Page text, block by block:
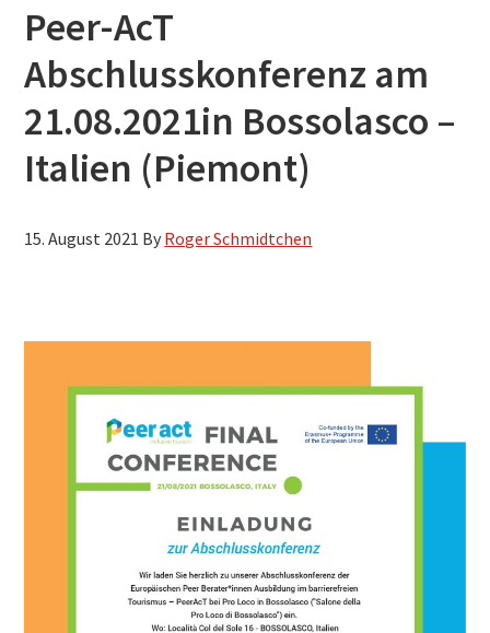
Peer-AcT
Abschlusskonferenz am
21.08.2021in Bossolasco –
Italien (Piemont)
15. August 2021 By Roger Schmidtchen